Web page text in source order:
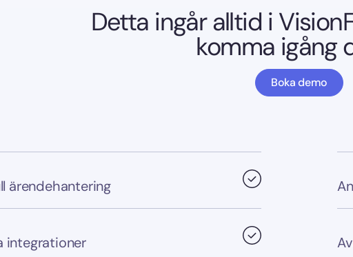
Detta ingår alltid i
komma igång
Boka demo
ärendehantering
integrationer